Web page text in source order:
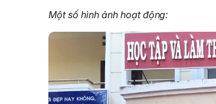
Một số hình ảnh hoạt động: